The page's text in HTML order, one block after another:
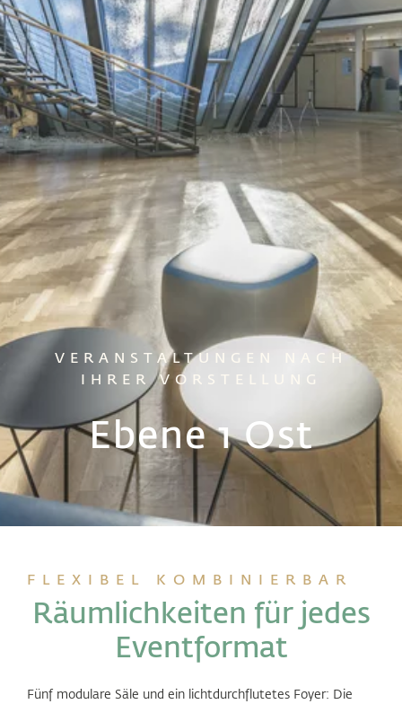
VERANSTALTUNGEN NACH
IHRER VORSTELLUNG
Ebene 1 Ost
FLEXIBEL KOMBINIERBAR
Räumlichkeiten für jedes
Eventformat
Fünf modulare Säle und ein lichtdurchflutetes Foyer: Die